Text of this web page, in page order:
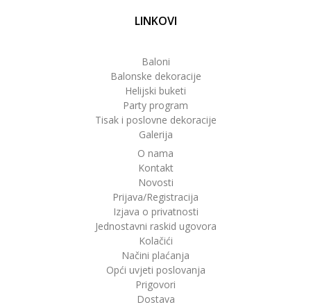
LINKOVI
Baloni
Balonske dekoracije
Helijski buketi
Party program
Tisak i poslovne dekoracije
Galerija
O nama
Kontakt
Novosti
Prijava/Registracija
Izjava o privatnosti
Jednostavni raskid ugovora
Kolačići
Načini plaćanja
Opći uvjeti poslovanja
Prigovori
Dostava